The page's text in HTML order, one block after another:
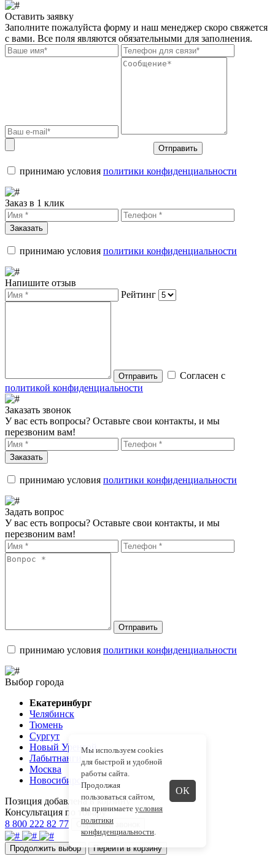
Оставить заявку
Заполните пожалуйста форму и наш менеджер скоро свяжется
с вами. Все поля являются обязательными для заполнения.
Отправить
принимаю условия политики конфиденциальности
Заказ в 1 клик
Заказать
принимаю условия политики конфиденциальности
Напишите отзыв
Рейтинг
Отправить
Согласен с
политикой конфиденциальности
Заказать звонок
У вас есть вопросы? Оставьте свои контакты, и мы
перезвоним вам!
Заказать
принимаю условия политики конфиденциальности
Задать вопрос
У вас есть вопросы? Оставьте свои контакты, и мы
перезвоним вам!
Отправить
принимаю условия политики конфиденциальности
Выбор города
Екатеринбург
Челябинск
Тюмень
Сургут
Новый Уренгой
Лабытнанги
Москва
Новосибирск
Позиция добавлена в корзину
Консультация по товару
8 800 222 82 77
Обратный звонок
Продолжить выбор Перейти в корзину
Мы используем cookies
для быстрой и удобной
работы сайта.
Продолжая
пользоваться сайтом,
вы принимаете условия
политики
конфиденциальности.
ОК